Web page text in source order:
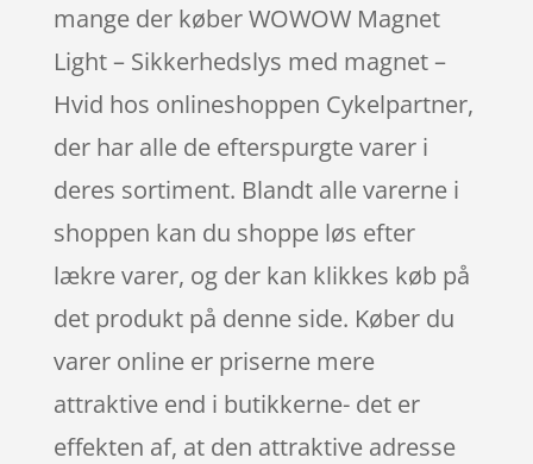
mange der køber WOWOW Magnet
Light – Sikkerhedslys med magnet –
Hvid hos onlineshoppen Cykelpartner,
der har alle de efterspurgte varer i
deres sortiment. Blandt alle varerne i
shoppen kan du shoppe løs efter
lækre varer, og der kan klikkes køb på
det produkt på denne side. Køber du
varer online er priserne mere
attraktive end i butikkerne- det er
effekten af, at den attraktive adresse